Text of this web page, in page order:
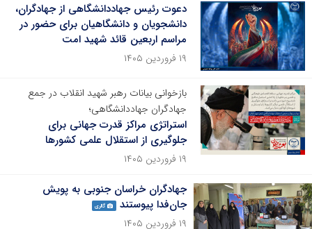
دعوت رئیس جهاددانشگاهی از جهادگران،
دانشجویان و دانشگاهیان برای حضور در
مراسم اربعین قائد شهید امت
۱۹ فروردین ۱۴۰۵
بازخوانی بیانات رهبر شهید انقلاب در جمع
جهادگران جهاددانشگاهی؛
استراتژی مراکز قدرت جهانی برای
جلوگیری از استقلال علمی کشورها
۱۹ فروردین ۱۴۰۵
جهادگران خراسان جنوبی به پویش
جان‌فدا پیوستند
گالری
۱۹ فروردین ۱۴۰۵